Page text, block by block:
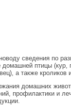
сведения по
птицы (кур,
а также кроликов
домашних
профилактики и